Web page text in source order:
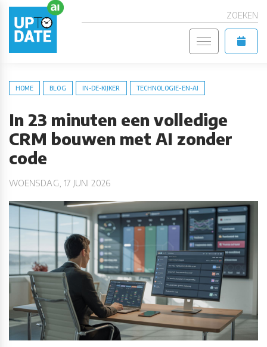
ZOEKEN
HOME BLOG IN-DE-KIJKER TECHNOLOGIE-EN-AI
In 23 minuten een volledige
CRM bouwen met AI zonder
code
WOENSDAG, 17 JUNI 2026